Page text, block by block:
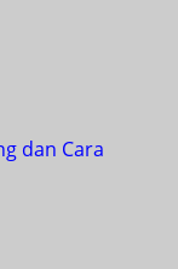
dan Cara